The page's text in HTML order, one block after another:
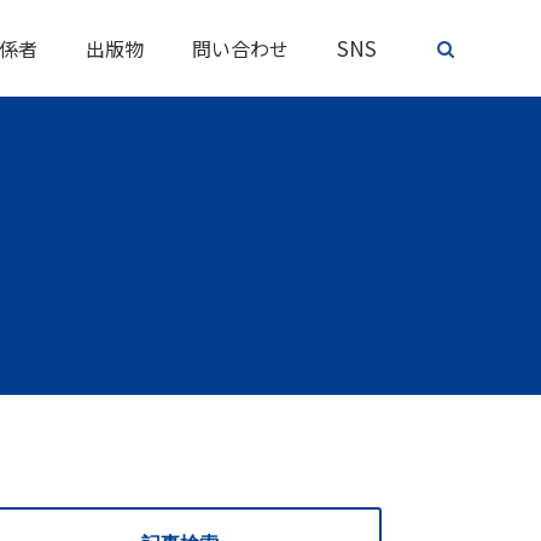
者 出版物 問い合わせ SNS